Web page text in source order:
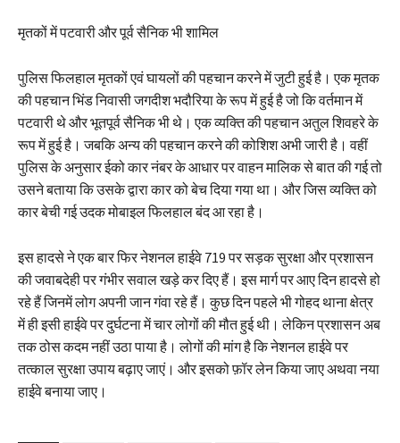
मृतकों में पटवारी और पूर्व सैनिक भी शामिल
पुलिस फिलहाल मृतकों एवं घायलों की पहचान करने में जुटी हुई है। एक मृतक
की पहचान भिंड निवासी जगदीश भदौरिया के रूप में हुई है जो कि वर्तमान में
पटवारी थे और भूतपूर्व सैनिक भी थे। एक व्यक्ति की पहचान अतुल शिवहरे के
रूप में हुई है। जबकि अन्य की पहचान करने की कोशिश अभी जारी है। वहीं
पुलिस के अनुसार ईको कार नंबर के आधार पर वाहन मालिक से बात की गई तो
उसने बताया कि उसके द्वारा कार को बेच दिया गया था। और जिस व्यक्ति को
कार बेची गई उदक मोबाइल फिलहाल बंद आ रहा है।
इस हादसे ने एक बार फिर नेशनल हाईवे 719 पर सड़क सुरक्षा और प्रशासन
की जवाबदेही पर गंभीर सवाल खड़े कर दिए हैं। इस मार्ग पर आए दिन हादसे हो
रहे हैं जिनमें लोग अपनी जान गंवा रहे हैं। कुछ दिन पहले भी गोहद थाना क्षेत्र
में ही इसी हाईवे पर दुर्घटना में चार लोगों की मौत हुई थी। लेकिन प्रशासन अब
तक ठोस कदम नहीं उठा पाया है। लोगों की मांग है कि नेशनल हाईवे पर
तत्काल सुरक्षा उपाय बढ़ाए जाएं। और इसको फ़ॉर लेन किया जाए अथवा नया
हाईवे बनाया जाए।